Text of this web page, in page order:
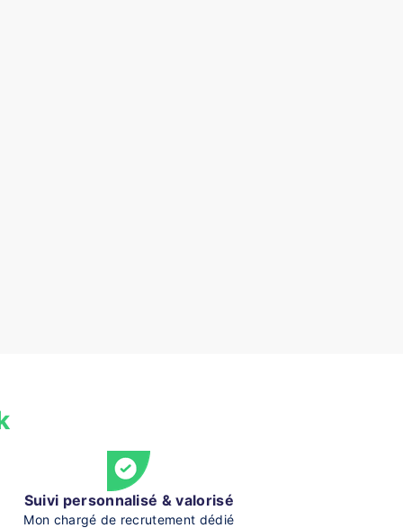
Suivi personnalisé & valorisé
Mon chargé de recrutement dédié